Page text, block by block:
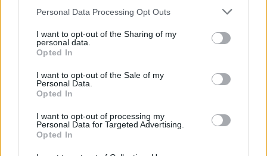
Please note that this website/app uses one or more Google
not limited to your visit or usage behaviour. You may click to
grant or deny consent to Google and its third-party tags to
use your data for below specified purposes in below Google
consent section.
Personal Data Processing Opt Outs
I want to opt-out of the Sharing of my
personal data.
Opted In
I want to opt-out of the Sale of my
Personal Data.
Opted In
I want to opt-out of processing my
Personal Data for Targeted Advertising.
Opted In